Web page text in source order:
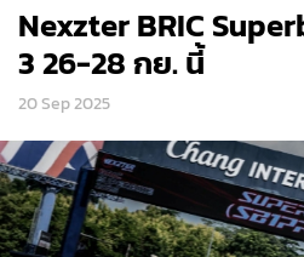
Nexzter BRIC
3 26-28 กย. นี้
20 Sep 2025